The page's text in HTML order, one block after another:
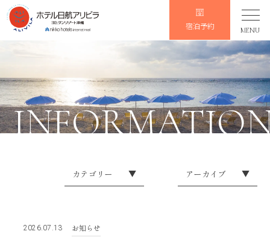
宿泊予約 MENU
カテゴリー ▼
会員限定
アーカイブ ▼
2026.07.13 お知らせ